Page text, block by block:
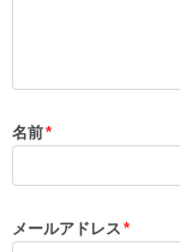
名前*
メールアドレス *